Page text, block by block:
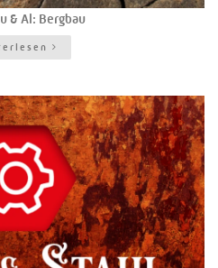
& Al: Bergbau